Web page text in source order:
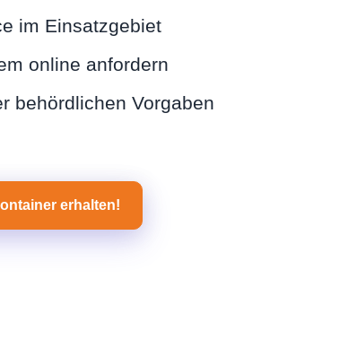
im Einsatzgebiet
online anfordern
behördlichen Vorgaben
erhalten!